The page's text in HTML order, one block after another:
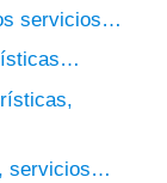
servicios…
servicios…